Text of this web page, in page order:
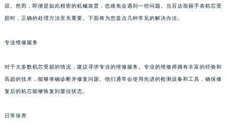
叹。然而，即便是如此精密的机械装置，也难免会遇到一些问题。当百达翡丽手表机芯受
损时，正确的处理方法至关重要。下面将为您盘点几种常见的解决办法。
专业维修服务
对于大多数机芯受损的情况，建议寻求专业的维修服务。专业的维修师拥有丰富的经验和
高超的技术，能够准确诊断并修复问题。他们通常会使用先进的检测设备和工具，确保修
复后的机芯能够恢复到最佳状态。
日常保养